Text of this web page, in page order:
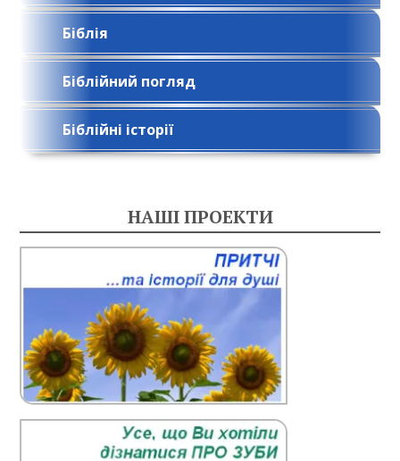
Біблія
Біблійний погляд
Біблійні історії
НАШІ ПРОЕКТИ